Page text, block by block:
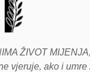
ŽIVOT
vjeruje, ako i umre